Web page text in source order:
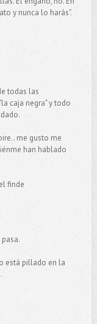
y nunca lo harás".
todas las
caja negra" y todo
me gusto me
han hablado
finde
está pillado en la